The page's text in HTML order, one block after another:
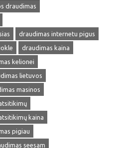
draudimas
draudimas internetu pigus
draudimas kaina
kelionei
lietuvos
masinos
kaina
pigiau
seesam